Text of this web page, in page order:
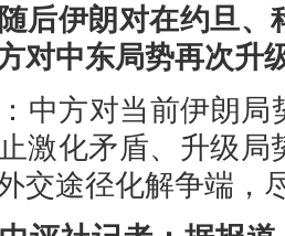
后伊朗对在约旦
对中东局势再次升
中方对当前伊朗局
激化矛盾、升级
交途径化解争端，